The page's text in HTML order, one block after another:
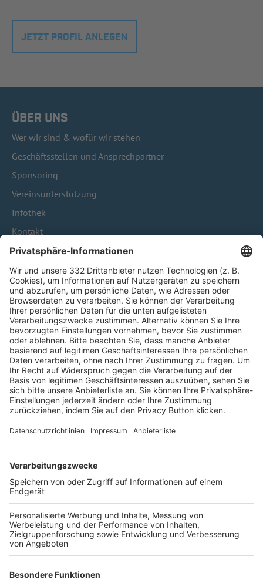
JETZT PROFIL ANLEGEN
ÜBER UNS
Wer wir sind & wofür wir stehen
Geschäftsstellen und Ansprechpartner
Sponsoring
Vereinsunterstützung
Infothek
Kontakt
HÄUFIG BESUCHTE SEITEN
Pässe und Vereinswechsel
Trainerausbildung
Schulungsangebot Vereinsmitarbeiter
BFV-Geschäftsstellen
Trainerbörse
Login SpielPlus
FOLGE DEM BFV
TOP-VEREINE
TOP-PARTNER